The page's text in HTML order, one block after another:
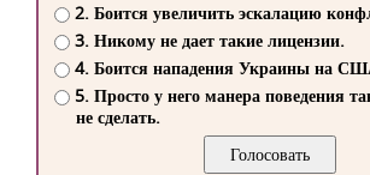
2. Боится увеличить эскалацию
3. Никому не дает такие лицензии.
4. Боится нападения Украины на
5. Просто у него манера поведения
не сделать.